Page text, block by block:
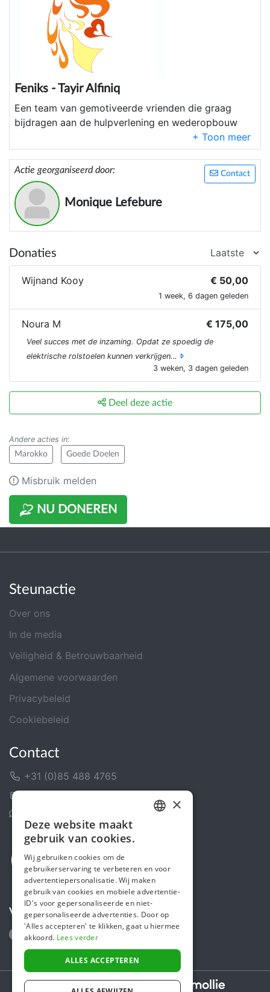
Feniks - Tayir Alfiniq
Een team van gemotiveerde vrienden die graag
bijdragen aan de hulpverlening en wederopbouw
Contact
Actie georganiseerd door:
Monique Lefebure
NU DONEREN
Donaties
Wijnand Kooy € 50,00
1 week, 6 dagen geleden
Noura M € 175,00
Veel succes met de inzaming. Opdat ze spoedig de
elektrische rolstoelen kunnen verkrijgen…
3 weken, 3 dagen geleden
Deel deze actie
Andere acties in:
Marokko Goede Doelen
Misbruik melden
Steunactie
Over ons
In de media
Veiligheid & Betrouwbaarheid
Algemene voorwaarden
Privacybeleid
Cookiebeleid
Contact
+31 (0)85 488 4765
Volg ons
Secure payments powered by
ENGLISH
×
Deze website maakt
gebruik van cookies.
Wij gebruiken cookies om de
gebruikerservaring te verbeteren en voor
advertentiepersonalisatie. Wij maken
gebruik van cookies en mobiele advertentie-
ID's voor gepersonaliseerde en niet-
gepersonaliseerde advertenties. Door op
'Alles accepteren' te klikken, gaat u hiermee
akkoord. Lees verder
ALLES ACCEPTEREN